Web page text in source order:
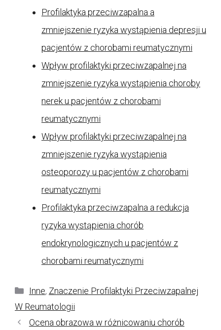
Profilaktyka przeciwzapalna a
zmniejszenie ryzyka wystąpienia depresji u
pacjentów z chorobami reumatycznymi
Wpływ profilaktyki przeciwzapalnej na
zmniejszenie ryzyka wystąpienia choroby
nerek u pacjentów z chorobami
reumatycznymi
Wpływ profilaktyki przeciwzapalnej na
zmniejszenie ryzyka wystąpienia
osteoporozy u pacjentów z chorobami
reumatycznymi
Profilaktyka przeciwzapalna a redukcja
ryzyka wystąpienia chorób
endokrynologicznych u pacjentów z
chorobami reumatycznymi
Kategorie
Inne, Znaczenie Profilaktyki Przeciwzapalnej
W Reumatologii
Ocena obrazowa w różnicowaniu chorób